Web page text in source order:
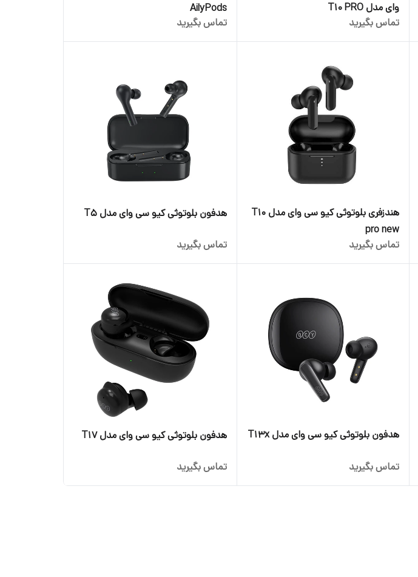
وای مدل T10 PRO
تماس بگیرید
AilyPods
تماس بگیرید
هندزفری بلوتوثی کیو سی وای مدل T10
pro new
تماس بگیرید
هدفون بلوتوثی کیو سی وای مدل T5
تماس بگیرید
هدفون بلوتوثی کیو سی وای مدل T13x
تماس بگیرید
هدفون بلوتوثی کیو سی وای مدل T17
تماس بگیرید